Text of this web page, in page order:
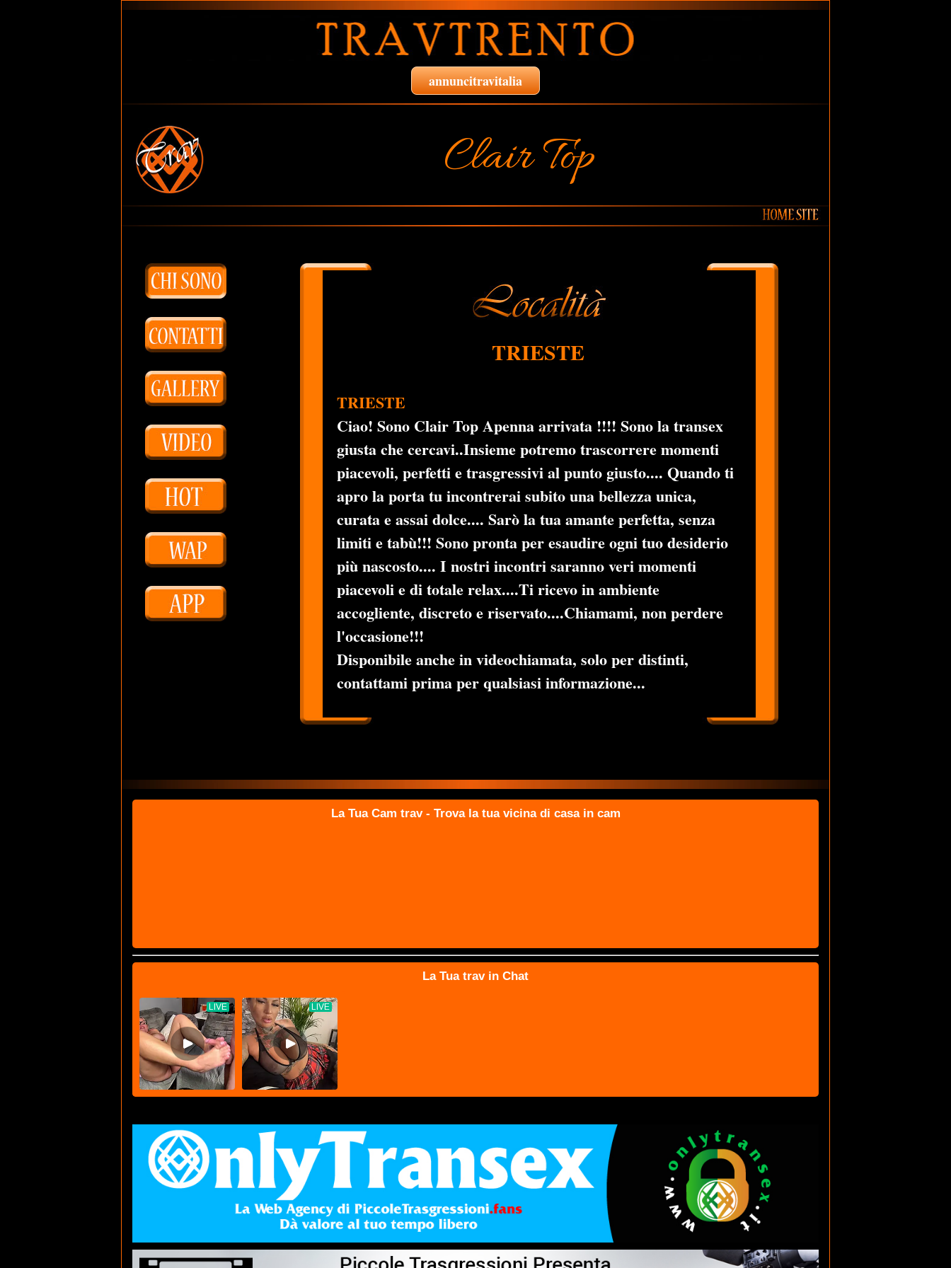
annuncitravitalia
Clair Top
TRIESTE
TRIESTE
Ciao! Sono Clair Top Apenna arrivata !!!! Sono la transex
giusta che cercavi..Insieme potremo trascorrere momenti
piacevoli, perfetti e trasgressivi al punto giusto.... Quando ti
apro la porta tu incontrerai subito una bellezza unica,
curata e assai dolce.... Sarò la tua amante perfetta, senza
limiti e tabù!!! Sono pronta per esaudire ogni tuo desiderio
più nascosto.... I nostri incontri saranno veri momenti
piacevoli e di totale relax....Ti ricevo in ambiente
accogliente, discreto e riservato....Chiamami, non perdere
l'occasione!!!
Disponibile anche in videochiamata, solo per distinti,
contattami prima per qualsiasi informazione...
La Tua Cam trav - Trova la tua vicina di casa in cam
La Tua trav in Chat